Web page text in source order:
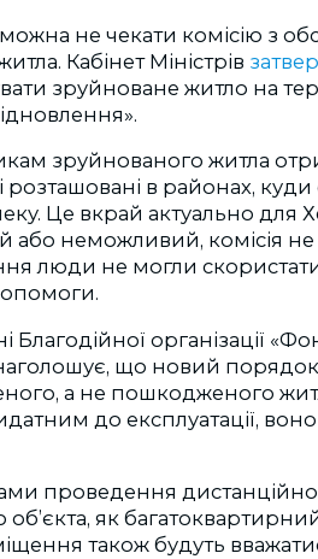
не чекати комісію з
Кабінет Міністрів
зруйноване житло на
зруйнованого житла
розташовані в районах,
Це вкрай актуально для
або неможливий, комісія
люди не могли
організації
що новий
а не пошкодженого
до експлуатації, воно
проведення
як
також будуть